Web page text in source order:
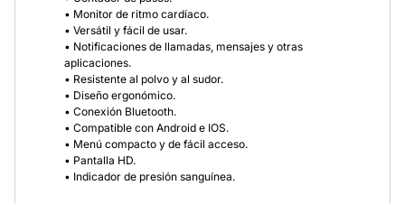
• Monitor de ritmo cardíaco.
• Versátil y fácil de usar.
• Notificaciones de llamadas, mensajes y otras
aplicaciones.
• Resistente al polvo y al sudor.
• Diseño ergonómico.
• Conexión Bluetooth.
• Compatible con Android e IOS.
• Menú compacto y de fácil acceso.
• Pantalla HD.
• Indicador de presión sanguínea.